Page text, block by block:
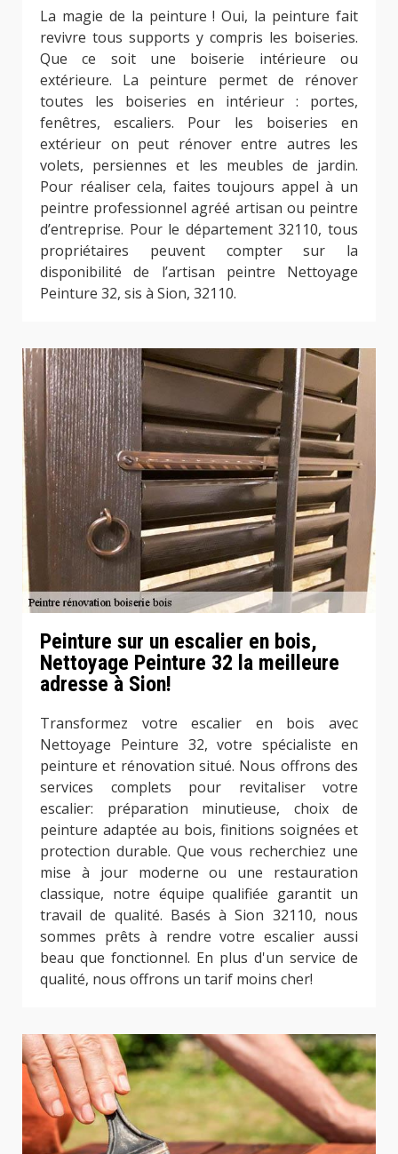
La magie de la peinture ! Oui, la peinture fait
revivre tous supports y compris les boiseries.
Que ce soit une boiserie intérieure ou
extérieure. La peinture permet de rénover
toutes les boiseries en intérieur : portes,
fenêtres, escaliers. Pour les boiseries en
extérieur on peut rénover entre autres les
volets, persiennes et les meubles de jardin.
Pour réaliser cela, faites toujours appel à un
peintre professionnel agréé artisan ou peintre
d’entreprise. Pour le département 32110, tous
propriétaires peuvent compter sur la
disponibilité de l’artisan peintre Nettoyage
Peinture 32, sis à Sion, 32110.
Peinture sur un escalier en bois,
Nettoyage Peinture 32 la meilleure
adresse à Sion!
Transformez votre escalier en bois avec
Nettoyage Peinture 32, votre spécialiste en
peinture et rénovation situé. Nous offrons des
services complets pour revitaliser votre
escalier: préparation minutieuse, choix de
peinture adaptée au bois, finitions soignées et
protection durable. Que vous recherchiez une
mise à jour moderne ou une restauration
classique, notre équipe qualifiée garantit un
travail de qualité. Basés à Sion 32110, nous
sommes prêts à rendre votre escalier aussi
beau que fonctionnel. En plus d'un service de
qualité, nous offrons un tarif moins cher!